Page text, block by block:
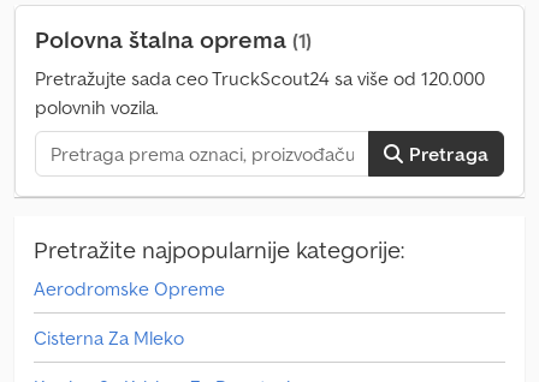
Polovna štalna oprema (1)
Pretražujte sada ceo TruckScout24 sa više od 120.000
polovnih vozila.
Pretraga
Pretražite najpopularnije kategorije:
Aerodromske Opreme
Cisterna Za Mleko